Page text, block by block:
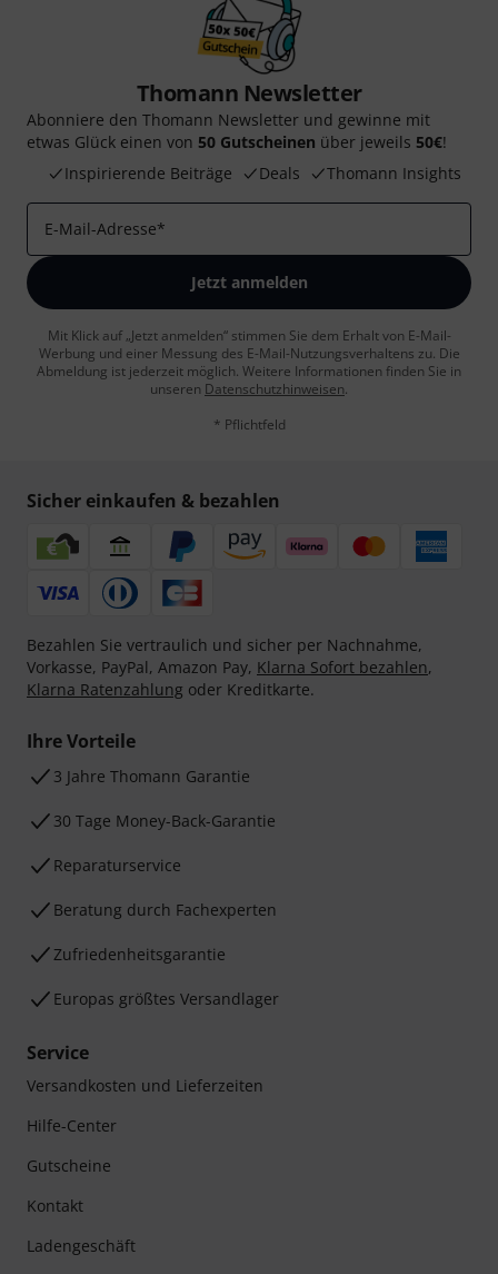
Thomann Newsletter
Abonniere den Thomann Newsletter und gewinne mit
etwas Glück einen von 50 Gutscheinen über jeweils 50€!
Inspirierende Beiträge
Deals Thomann Insights
E-Mail-Adresse*
Jetzt anmelden
Mit Klick auf „Jetzt anmelden“ stimmen Sie dem Erhalt von E-Mail-
Werbung und einer Messung des E-Mail-Nutzungsverhaltens zu. Die
Abmeldung ist jederzeit möglich. Weitere Informationen finden Sie in
unseren Datenschutzhinweisen.
* Pflichtfeld
Sicher einkaufen & bezahlen
Bezahlen Sie vertraulich und sicher per Nachnahme,
Vorkasse, PayPal, Amazon Pay, Klarna Sofort bezahlen,
Klarna Ratenzahlung oder Kreditkarte.
Ihre Vorteile
3 Jahre Thomann Garantie
30 Tage Money-Back-Garantie
Reparaturservice
Beratung durch Fachexperten
Zufriedenheitsgarantie
Europas größtes Versandlager
Service
Versandkosten und Lieferzeiten
Hilfe-Center
Gutscheine
Kontakt
Ladengeschäft